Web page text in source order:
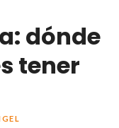
dónde
tener